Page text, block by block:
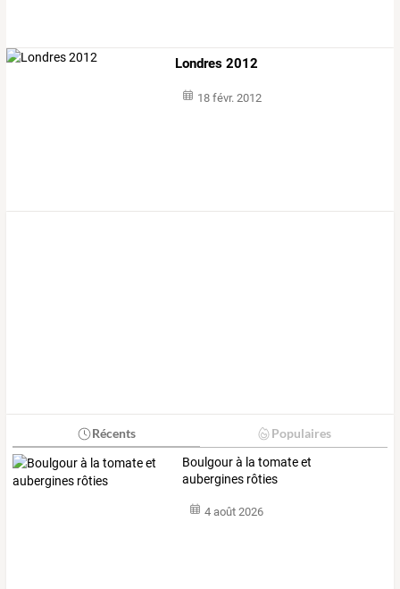
Londres 2012
18 févr. 2012
Récents Populaires
Boulgour à la tomate et
aubergines rôties
4 août 2026